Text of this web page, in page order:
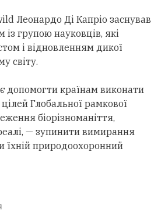
Леонардо Ді Капріо заснував
із групою науковців, які
і відновленням дикої
світу.
допомогти країнам виконати
Глобальної рамкової
біорізноманіття,
— зупинити вимирання
їхній природоохоронний